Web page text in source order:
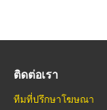
ติดต่อเรา
ทีมที่ปรึกษาโฆษณา